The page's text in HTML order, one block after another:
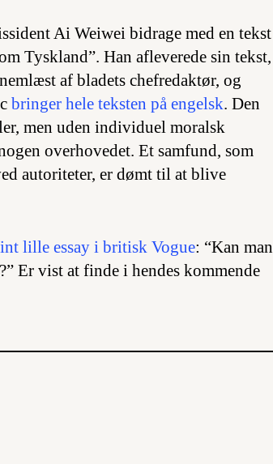
Ai Weiwei bidrage med en tekst
Tyskland”. Han afleverede sin tekst,
af bladets chefredaktør, og
bringer hele teksten på engelsk. Den
men uden individuel moralsk
overhovedet. Et samfund, som
autoriteter, er dømt til at blive
lille essay i britisk Vogue: “Kan man
Er vist at finde i hendes kommende